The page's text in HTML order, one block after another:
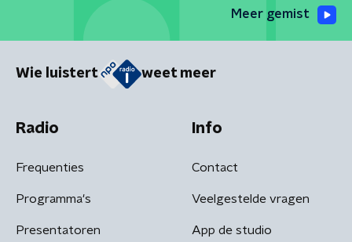
Meer gemist
Wie luistert weet meer
Radio
Frequenties
Programma's
Presentatoren
Info
Contact
Veelgestelde vragen
App de studio